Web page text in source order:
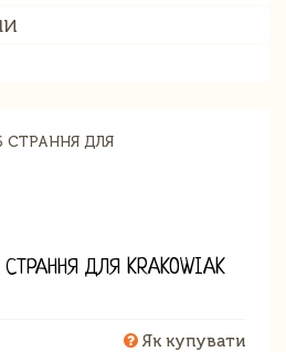
СТРАННЯ ДЛЯ KRAKOWIAK
Як купувати